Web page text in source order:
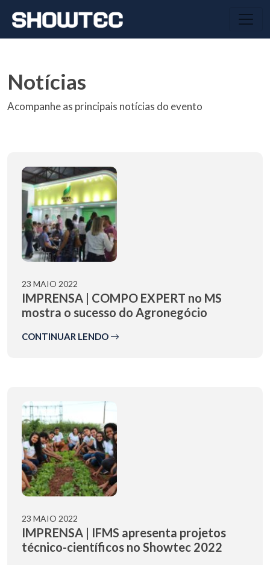
Notícias
Acompanhe as principais notícias do evento
23 MAIO 2022
IMPRENSA | COMPO EXPERT no MS
mostra o sucesso do Agronegócio
CONTINUAR LENDO
23 MAIO 2022
IMPRENSA | IFMS apresenta projetos
técnico-científicos no Showtec 2022